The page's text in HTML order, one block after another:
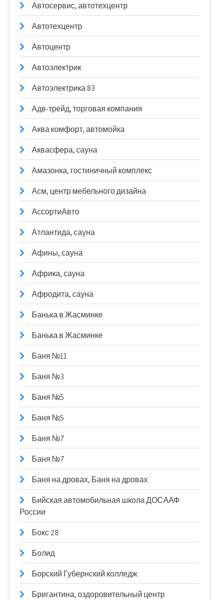
Автосервис, автотехцентр
Автотехцентр
Автоцентр
Автоэлектрик
Автоэлектрика 83
Адв-трейд, торговая компания
Аква комфорт, автомойка
Аквасфера, сауна
Амазонка, гостиничный комплекс
Асм, центр мебельного дизайна
АссортиАвто
Атлантида, сауна
Афины, сауна
Африка, сауна
Афродита, сауна
Банька в Жасминке
Банька в Жасминке
Баня №11
Баня №3
Баня №5
Баня №5
Баня №7
Баня №7
Баня на дровах, Баня на дровах
Бийская автомобильная школа ДОСААФ
России
Бокс 28
Болид
Борский Губернский колледж
Бригантина, оздоровительный центр